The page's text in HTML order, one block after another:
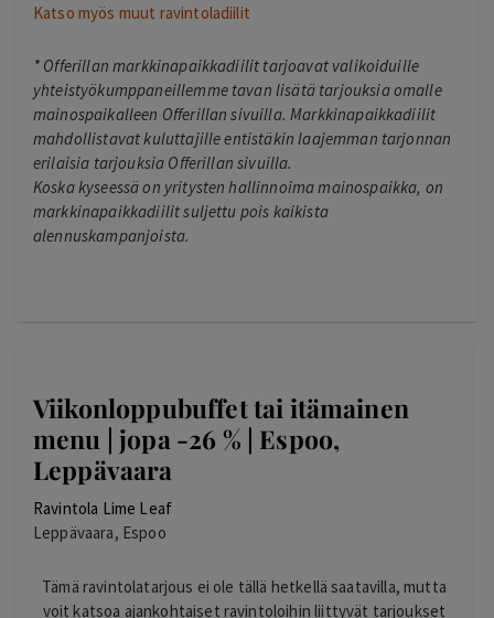
Katso myös muut ravintoladiilit
* Offerillan markkinapaikkadiilit tarjoavat valikoiduille
yhteistyökumppaneillemme tavan lisätä tarjouksia omalle
mainospaikalleen Offerillan sivuilla. Markkinapaikkadiilit
mahdollistavat kuluttajille entistäkin laajemman tarjonnan
erilaisia tarjouksia Offerillan sivuilla.
Koska kyseessä on yritysten hallinnoima mainospaikka, on
markkinapaikkadiilit suljettu pois kaikista
alennuskampanjoista.
Viikonloppubuffet tai itämainen
menu | jopa -26 % | Espoo,
Leppävaara
Ravintola Lime Leaf
Leppävaara, Espoo
Tämä ravintolatarjous ei ole tällä hetkellä saatavilla, mutta
voit katsoa ajankohtaiset ravintoloihin liittyvät tarjoukset